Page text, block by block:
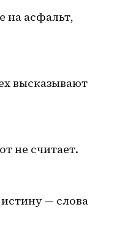
на асфальт,
высказывают
не считает.
— слова